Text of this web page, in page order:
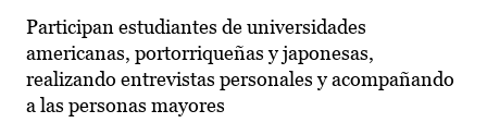
Participan estudiantes de universidades
americanas, portorriqueñas y japonesas,
realizando entrevistas personales y acompañando
a las personas mayores